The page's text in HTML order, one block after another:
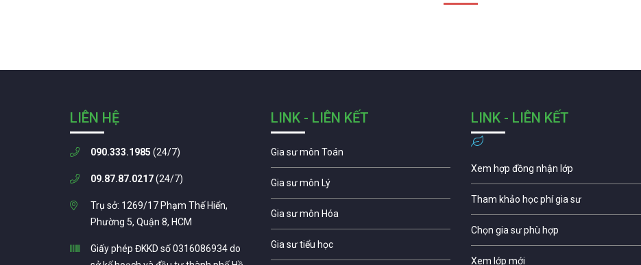
LIÊN HỆ
090.333.1985 (24/7)
09.87.87.0217(24/7)
Trụ sở: 1269/17 Phạm Thế Hiển,
Phường 5, Quận 8, HCM
Giấy phép ĐKKD số 0316086934 do
LINK - LIÊN KẾT
Gia sư môn Toán
Gia sư môn Lý
Gia sư môn Hóa
Gia sư tiểu học
LINK - LIÊN KẾT
Xem hợp đồng nhận lớp
Tham khảo học phí gia sư
Chọn gia sư phù hợp
Xem lớp mới